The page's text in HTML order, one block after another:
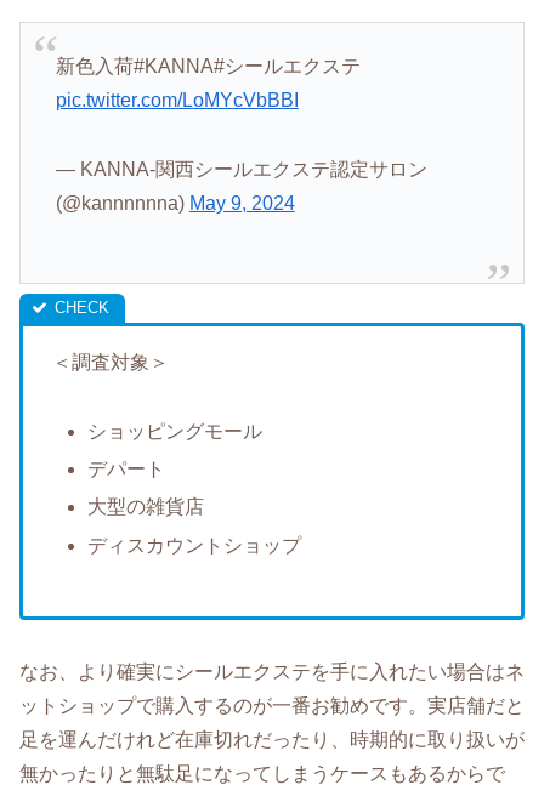
新色入荷#KANNA#シールエクステ
pic.twitter.com/LoMYcVbBBI
— KANNA-関西シールエクステ認定サロン
(@kannnnnna) May 9, 2024
＜調査対象＞
ショッピングモール
デパート
大型の雑貨店
ディスカウントショップ
なお、より確実にシールエクステを手に入れたい場合はネ
ットショップで購入するのが一番お勧めです。実店舗だと
足を運んだけれど在庫切れだったり、時期的に取り扱いが
無かったりと無駄足になってしまうケースもあるからで